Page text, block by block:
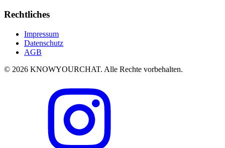
Rechtliches
Impressum
Datenschutz
AGB
© 2026 KNOWYOURCHAT. Alle Rechte vorbehalten.